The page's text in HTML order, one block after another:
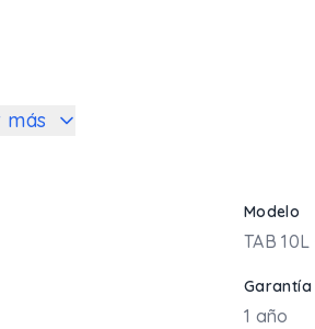
más
Modelo
TAB 10L
Garantía
1 año